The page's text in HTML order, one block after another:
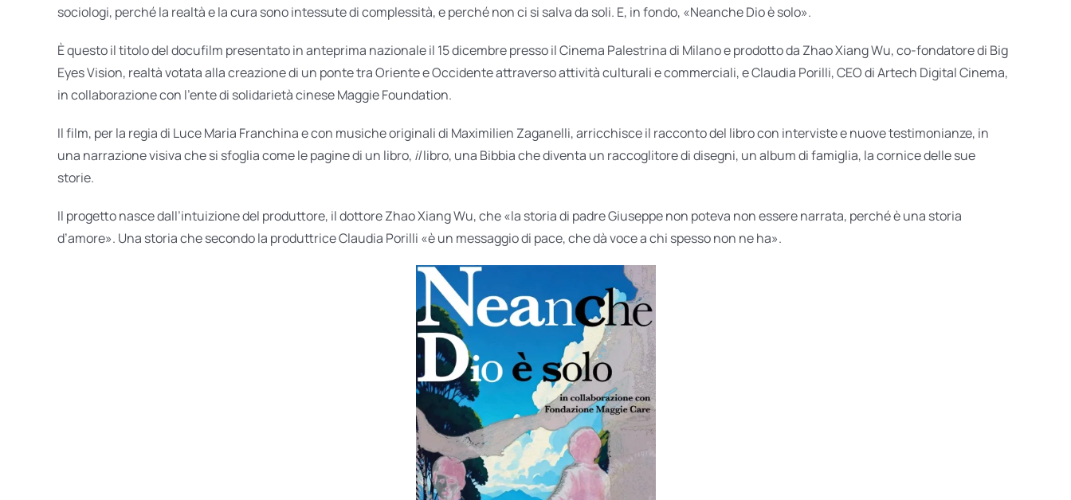
sociologi, perché la realtà e la cura sono intessute di complessità, e perché non ci si salva da soli. E, in fondo, «Neanche Dio è solo».
È questo il titolo del docufilm presentato in anteprima nazionale il 15 dicembre presso il Cinema Palestrina di Milano e prodotto da Zhao Xiang Wu, co-fondatore di Big
Eyes Vision, realtà votata alla creazione di un ponte tra Oriente e Occidente attraverso attività culturali e commerciali, e Claudia Porilli, CEO di Artech Digital Cinema,
in collaborazione con l’ente di solidarietà cinese Maggie Foundation.
Il film, per la regia di Luce Maria Franchina e con musiche originali di Maximilien Zaganelli, arricchisce il racconto del libro con interviste e nuove testimonianze, in
una narrazione visiva che si sfoglia come le pagine di un libro, illibro, una Bibbia che diventa un raccoglitore di disegni, un album di famiglia, la cornice delle sue
storie.
Il progetto nasce dall’intuizione del produttore, il dottore Zhao Xiang Wu, che «la storia di padre Giuseppe non poteva non essere narrata, perché è una storia
d’amore». Una storia che secondo la produttrice Claudia Porilli «è un messaggio di pace, che dà voce a chi spesso non ne ha».